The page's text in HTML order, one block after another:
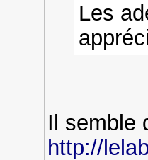
Les
Il semble
http://